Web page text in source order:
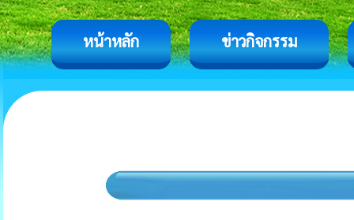
หน้าหลัก ข่าวกิจกรรม